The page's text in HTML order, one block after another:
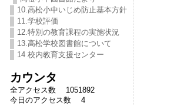
10.高松小中いじめ防止基本方針
11.学校評価
12.特別の教育課程の実施状況
13.高松学校図書館について
14 校内教育支援センター
カウンタ
全アクセス数 1051892
今日のアクセス数 4